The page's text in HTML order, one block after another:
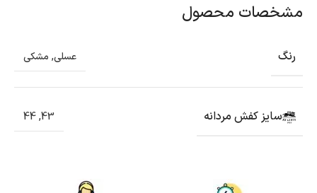
مشخصات محصول
رنگ عسلی, مشکی
سایز کفش مردانه 43
,
44